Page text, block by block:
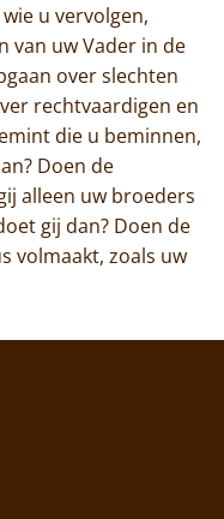
u vervolgen,
van uw Vader in de
over slechten
rechtvaardigen en
die u beminnen,
Doen de
alleen uw broeders
gij dan? Doen de
volmaakt, zoals uw